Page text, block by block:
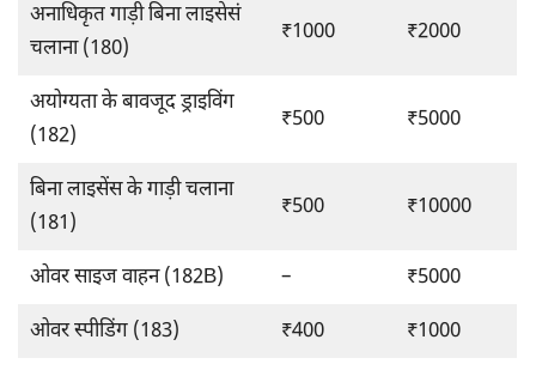
अनाधिकृत गाड़ी बिना लाइसेसं
चलाना (180)
₹1000 ₹2000
अयोग्यता के बावजूद ड्राइविंग
(182)
₹500 ₹5000
बिना लाइसेंस के गाड़ी चलाना
(181)
₹500 ₹10000
ओवर साइज वाहन (182B) – ₹5000
ओवर स्पीडिंग (183) ₹400 ₹1000